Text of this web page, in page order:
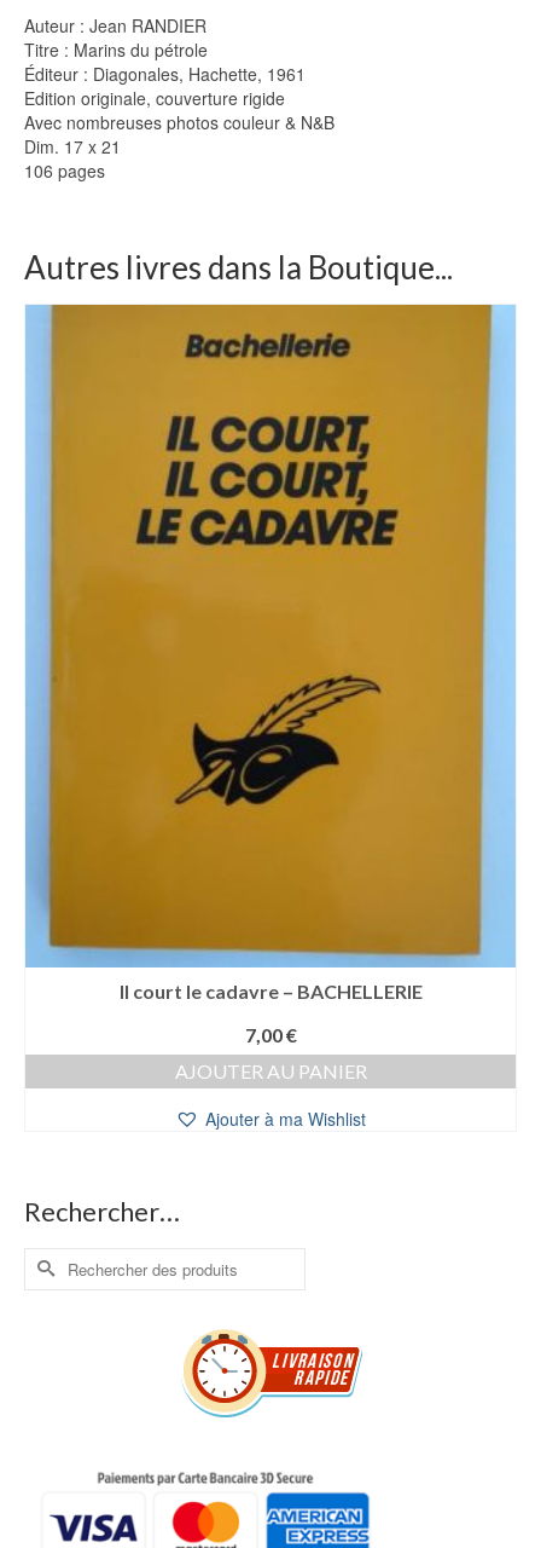
Auteur : Jean RANDIER
Titre : Marins du pétrole
Éditeur : Diagonales, Hachette, 1961
Edition originale, couverture rigide
Avec nombreuses photos couleur & N&B
Dim. 17 x 21
106 pages
Autres livres dans la Boutique...
Il court le cadavre – BACHELLERIE
7,00€
AJOUTER AU PANIER
Ajouter à ma Wishlist
Rechercher…
Rechercher :